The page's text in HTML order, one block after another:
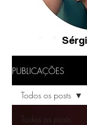
PUBLICAÇÕES
Todos os posts
Todos os posts